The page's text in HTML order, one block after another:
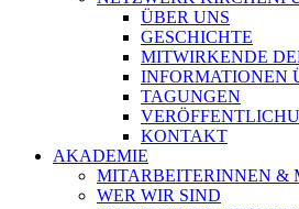
ÜBER UNS
GESCHICHTE
MITWIRKENDE
INFORMATIONEN
TAGUNGEN
KONTAKT
AKADEMIE
MITARBEITERINNEN &
WER WIR SIND